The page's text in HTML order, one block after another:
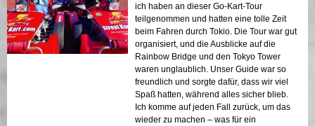
ich haben an dieser Go-Kart-Tour
teilgenommen und hatten eine tolle Zeit
beim Fahren durch Tokio. Die Tour war gut
organisiert, und die Ausblicke auf die
Rainbow Bridge und den Tokyo Tower
waren unglaublich. Unser Guide war so
freundlich und sorgte dafür, dass wir viel
Spaß hatten, während alles sicher blieb.
Ich komme auf jeden Fall zurück, um das
wieder zu machen – was für ein